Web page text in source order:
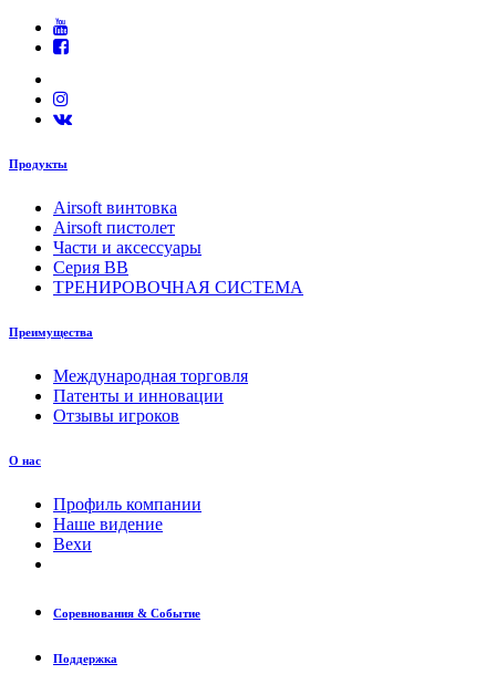
Продукты
Airsoft винтовка
Airsoft пистолет
Части и аксессуары
Серия BB
ТРЕНИРОВОЧНАЯ СИСТЕМА
Преимущества
Международная торговля
Патенты и инновации
Отзывы игроков
О нас
Профиль компании
Наше видение
Вехи
Соревнования & Событие
Поддержка